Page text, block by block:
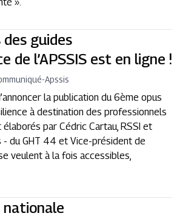
guides
de l’APSSIS est en ligne !
-Apssis
la publication du 6ème opus
à destination des professionnels
par Cédric Cartau, RSSI et
- du GHT 44 et Vice-président de
veulent à la fois accessibles,
nationale